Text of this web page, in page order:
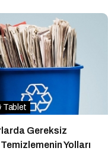
Gereksiz
Yolları
Tablet